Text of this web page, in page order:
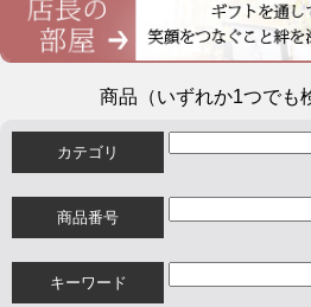
商品（いずれか1つでも
カテゴリ
商品番号
キーワード